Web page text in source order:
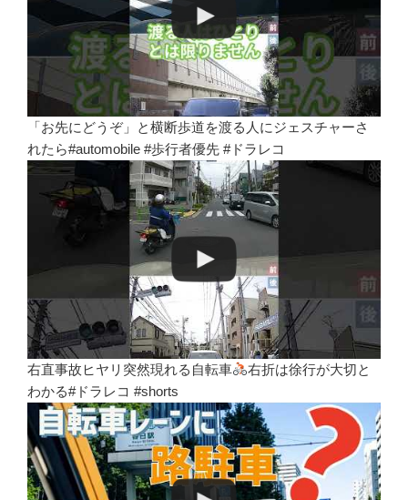
「お先にどうぞ」と横断歩道を渡る人にジェスチャーさ
れたら#automobile #歩行者優先 #ドラレコ
右直事故ヒヤリ突然現れる自転車
右折は徐行が大切と
わかる#ドラレコ #shorts